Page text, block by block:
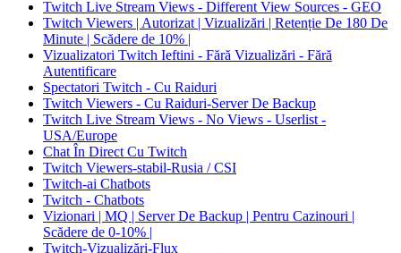
Twitch Live Stream Views - Different View Sources - GEO
Twitch Viewers | Autorizat | Vizualizări | Retenție De 180 De
Minute | Scădere de 10% |
Vizualizatori Twitch Ieftini - Fără Vizualizări - Fără
Autentificare
Spectatori Twitch - Cu Raiduri
Twitch Viewers - Cu Raiduri-Server De Backup
Twitch Live Stream Views - No Views - Userlist -
USA/Europe
Chat În Direct Cu Twitch
Twitch Viewers-stabil-Rusia / CSI
Twitch-ai Chatbots
Twitch - Chatbots
Vizionari | MQ | Server De Backup | Pentru Cazinouri |
Scădere de 0-10% |
Twitch-Vizualizări-Flux